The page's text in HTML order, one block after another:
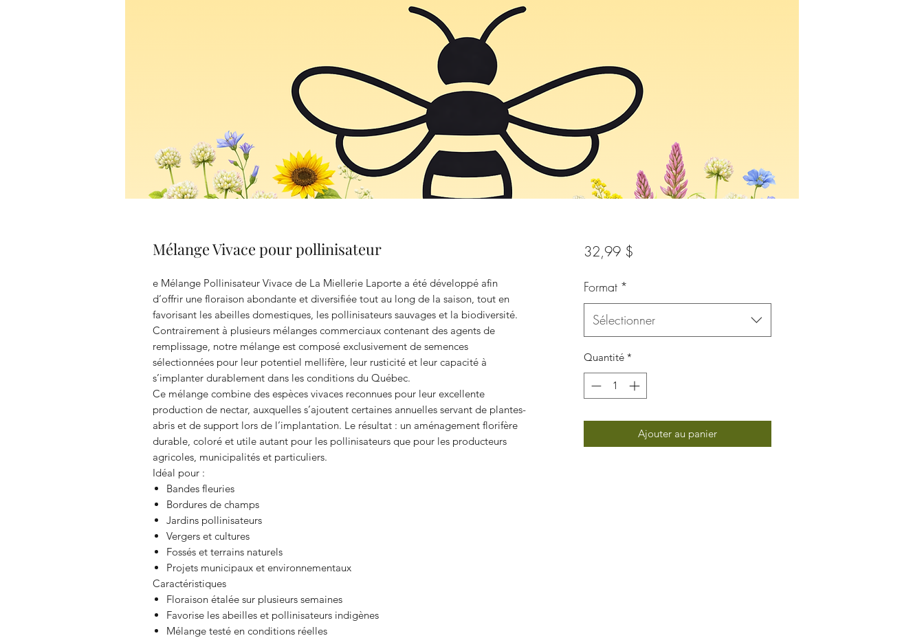
Mélange Vivace pour pollinisateur
e Mélange Pollinisateur Vivace de La Miellerie Laporte a été développé afin
d’offrir une floraison abondante et diversifiée tout au long de la saison, tout en
favorisant les abeilles domestiques, les pollinisateurs sauvages et la biodiversité.
Contrairement à plusieurs mélanges commerciaux contenant des agents de
remplissage, notre mélange est composé exclusivement de semences
sélectionnées pour leur potentiel mellifère, leur rusticité et leur capacité à
s’implanter durablement dans les conditions du Québec.
Ce mélange combine des espèces vivaces reconnues pour leur excellente
production de nectar, auxquelles s’ajoutent certaines annuelles servant de plantes-
abris et de support lors de l’implantation. Le résultat : un aménagement florifère
durable, coloré et utile autant pour les pollinisateurs que pour les producteurs
agricoles, municipalités et particuliers.
Idéal pour :
Bandes fleuries
Bordures de champs
Jardins pollinisateurs
Vergers et cultures
Fossés et terrains naturels
Projets municipaux et environnementaux
Caractéristiques
Floraison étalée sur plusieurs semaines
Favorise les abeilles et pollinisateurs indigènes
Mélange testé en conditions réelles
32,99 $Prix
Format *
Sélectionner
Quantité *
Ajouter au panier